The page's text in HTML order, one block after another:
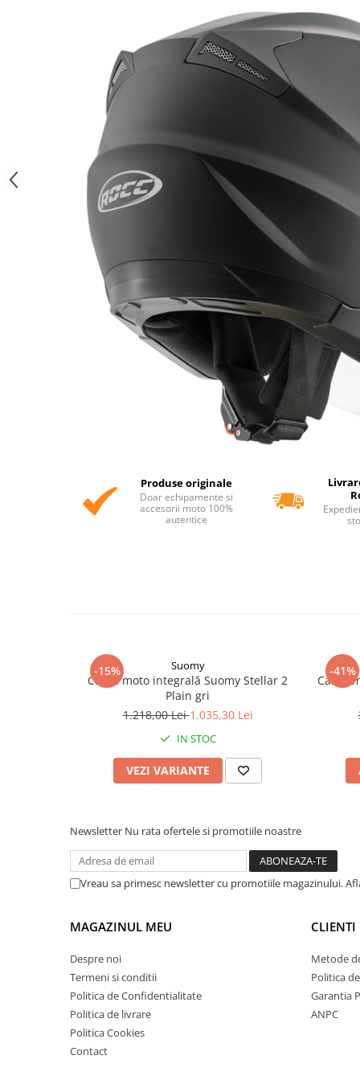
Produse originale
Doar echipamente si
accesorii moto 100%
autentice
-15% Suomy
Cască moto integrală Suomy Stellar 2
Plain gri
1.218,00 Lei1.035,30 Lei
IN STOC
VEZI VARIANTE
-41%
Cască
Newsletter Nu rata ofertele si promotiile noastre
Vreau sa primesc newsletter cu promotiile magazinului.
MAGAZINUL MEU
Despre noi
Termeni si conditii
Politica de Confidentialitate
Politica de livrare
Politica Cookies
Contact
CLIENTI
Metode
Politica
Garantia
ANPC